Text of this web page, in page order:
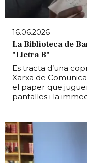
16.06.2026
La Biblioteca de
"Lletra B"
Es tracta d’una
Xarxa de
el paper que
pantalles i la